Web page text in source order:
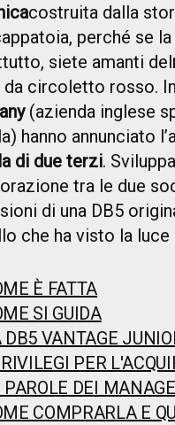
costruita dalla
perché se
siete amanti del
da circoletto rosso.
(azienda inglese
hanno annunciato
di due terzi.
tra le due
di una DB5
che ha visto la luce
È FATTA
SI GUIDA
DB5 VANTAGE
PER
PAROLE DEI
COMPRARLA E